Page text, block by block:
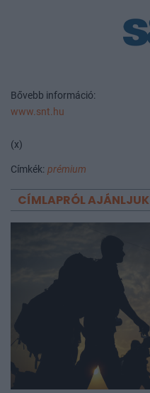
Bővebb információ:
www.snt.hu
(x)
Címkék: prémium
CÍMLAPRÓL AJÁNLJUK